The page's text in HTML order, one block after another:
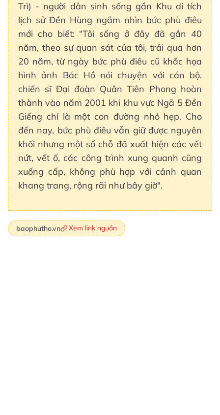
Trì) - người dân sinh sống gần Khu di tích
lịch sử Đền Hùng ngắm nhìn bức phù điêu
mới cho biết: “Tôi sống ở đây đã gần 40
năm, theo sự quan sát của tôi, trải qua hơn
20 năm, từ ngày bức phù điêu cũ khắc họa
hình ảnh Bác Hồ nói chuyện với cán bộ,
chiến sĩ Đại đoàn Quân Tiên Phong hoàn
thành vào năm 2001 khi khu vực Ngã 5 Đền
Giếng chỉ là một con đường nhỏ hẹp. Cho
đến nay, bức phù điêu vẫn giữ được nguyên
khối nhưng một số chỗ đã xuất hiện các vết
nứt, vết ố, các công trình xung quanh cũng
xuống cấp, không phù hợp với cảnh quan
khang trang, rộng rãi như bây giờ".
baophutho.vn Xem link nguồn